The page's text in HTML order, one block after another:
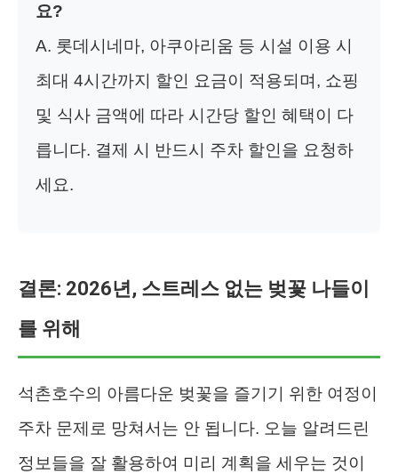
요?
A. 롯데시네마, 아쿠아리움 등 시설 이용 시
최대 4시간까지 할인 요금이 적용되며, 쇼핑
및 식사 금액에 따라 시간당 할인 혜택이 다
릅니다. 결제 시 반드시 주차 할인을 요청하
세요.
결론: 2026년, 스트레스 없는 벚꽃 나들이
를 위해
석촌호수의 아름다운 벚꽃을 즐기기 위한 여정이
주차 문제로 망쳐서는 안 됩니다. 오늘 알려드린
정보들을 잘 활용하여 미리 계획을 세우는 것이